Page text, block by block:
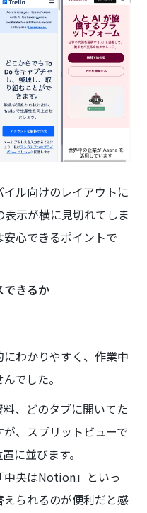
ル向けのレイアウトに
示が横に見切れてしま
心できるポイントで
きるか
にわかりやすく、作業中
でした。
、どのタブに開いてた
、スプリットビューで
に並びます。
中央はNotion」といっ
られるのが便利だと感